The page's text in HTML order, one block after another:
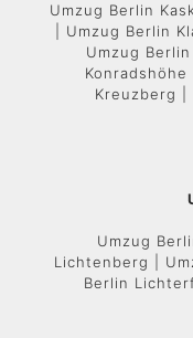
Umzug Berlin
| Umzug Berlin
Umzug
Kreuzberg |
Umzug
Lichtenberg |
Berlin